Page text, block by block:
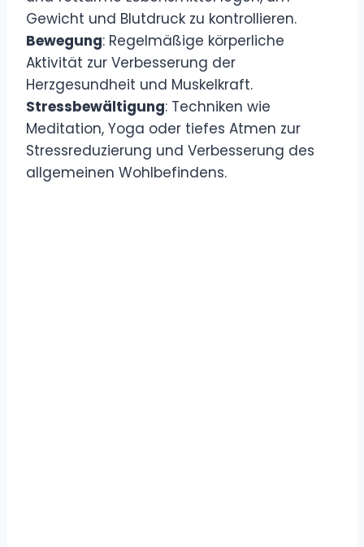
Gewicht und Blutdruck zu kontrollieren.
Bewegung: Regelmäßige körperliche
Aktivität zur Verbesserung der
Herzgesundheit und Muskelkraft.
Stressbewältigung: Techniken wie
Meditation, Yoga oder tiefes Atmen zur
Stressreduzierung und Verbesserung des
allgemeinen Wohlbefindens.